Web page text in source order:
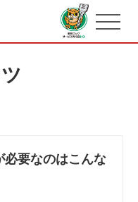
必要なのはこんな